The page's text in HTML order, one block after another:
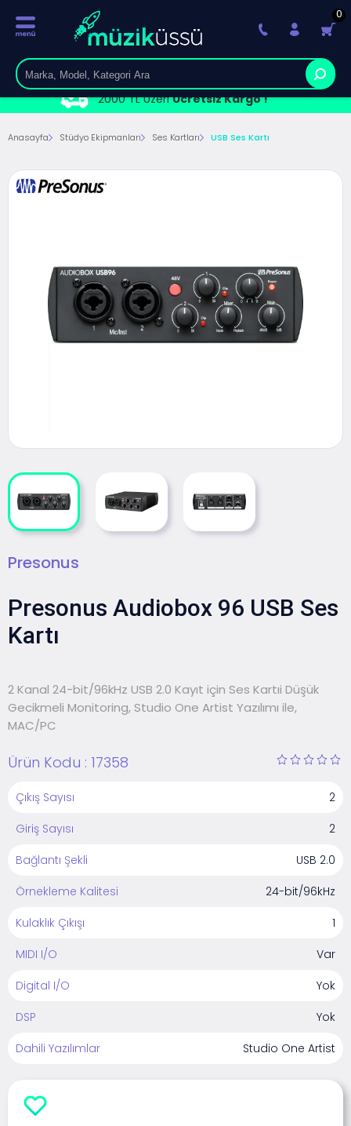
2000 TL ÜzeriÜcretsiz Kargo !
0
Anasayfa Stüdyo Ekipmanları Ses Kartları USB Ses Kartı
Presonus
Presonus Audiobox 96 USB Ses
Kartı
2 Kanal 24-bit/96kHz USB 2.0 Kayıt için Ses Kartıi Düşük
Gecikmeli Monitoring, Studio One Artist Yazılımı ile,
MAC/PC
Ürün Kodu : 17358
Çıkış Sayısı
2
Giriş Sayısı
2
Bağlantı Şekli
USB 2.0
Örnekleme Kalitesi
24-bit/96kHz
Kulaklık Çıkışı
1
MIDI I/O
Var
Digital I/O
Yok
DSP
Yok
Dahili Yazılımlar
Studio One Artist